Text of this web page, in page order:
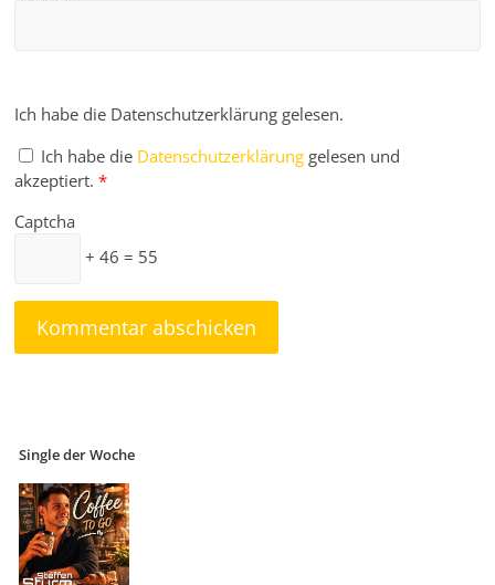
Ich habe die Datenschutzerklärung gelesen.
Ich habe die Datenschutzerklärung gelesen und
akzeptiert. *
Captcha
+ 46 = 55
Single der Woche